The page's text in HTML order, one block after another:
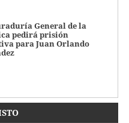
General de la
pedirá prisión
para Juan Orlando